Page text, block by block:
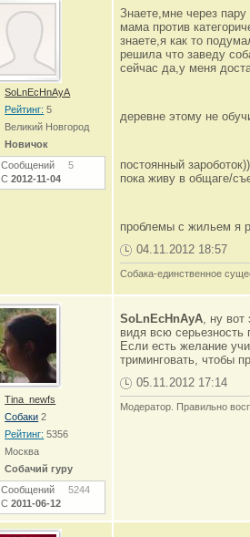
SoLnEcHnAyA
Рейтинг: 5
Великий Новгород
Новичок
Сообщений5
С2012-11-04
Знаете,мне через
мама против
знаете,я как то
решила что заведу
сейчас да,у меня
деревне этому не
постоянный зароботок))
пока живу в общаге/
проблемы с жильем я
04.11.2012 18:57
Собака-единственное
Tina_newfs
Собаки 2
Рейтинг: 5356
Москва
Собачий гуру
Сообщений5244
С2011-06-12
SoLnEcHnAyA, ну вот
видя всю
Если есть желание
триминговать, чтобы
05.11.2012 17:14
Модератор. Правильно